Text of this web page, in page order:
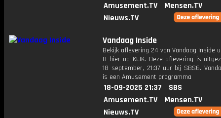
Amusement.TV
Mensen.TV
Nieuws.TV
Vandaag Inside
Bekijk aflevering 24 van Vandaag Inside
8 hier op KIJK. Deze aflevering is
18 september, 21:37 uur bij SBS6.
is een Amusement programma
18-09-2025 21:37
SBS
Amusement.TV
Mensen.TV
Nieuws.TV